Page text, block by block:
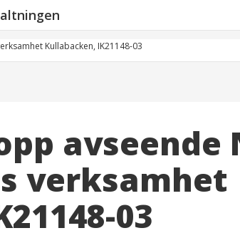
Kullabacken, IK21148-03
avseende
verksamhet
03